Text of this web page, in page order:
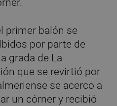
primer balón se
por parte de
grada de La
que se revirtió por
se acerco a
un córner y recibió